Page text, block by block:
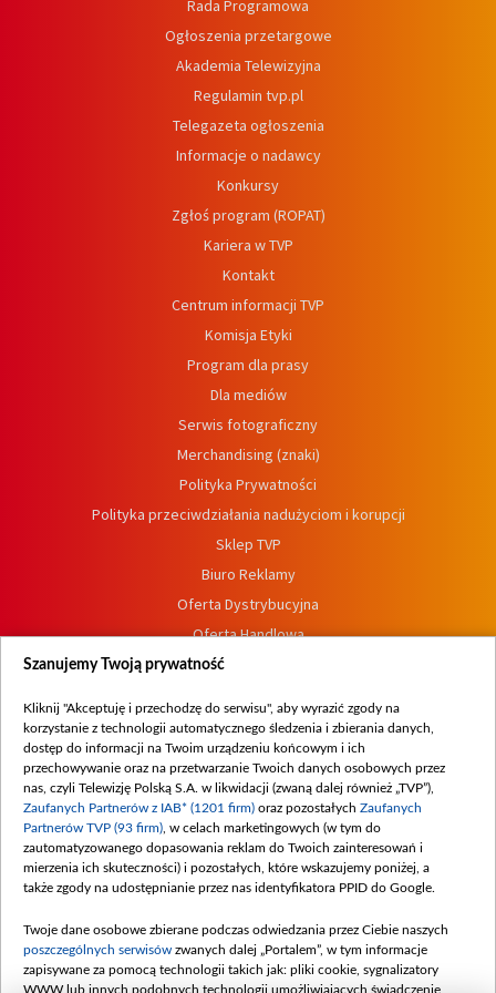
Rada Programowa
Ogłoszenia przetargowe
Akademia Telewizyjna
Regulamin tvp.pl
Telegazeta ogłoszenia
Informacje o nadawcy
Konkursy
Zgłoś program (ROPAT)
Kariera w TVP
Kontakt
Centrum informacji TVP
Komisja Etyki
Program dla prasy
Dla mediów
Serwis fotograficzny
Merchandising (znaki)
Polityka Prywatności
Polityka przeciwdziałania nadużyciom i korupcji
Sklep TVP
Biuro Reklamy
Oferta Dystrybucyjna
Oferta Handlowa
Dostępność
Procedura zgłoszeń wewnętrznych
Szanujemy Twoją prywatność
Kliknij "Akceptuję i przechodzę do serwisu", aby wyrazić zgody na
korzystanie z technologii automatycznego śledzenia i zbierania danych,
dostęp do informacji na Twoim urządzeniu końcowym i ich
przechowywanie oraz na przetwarzanie Twoich danych osobowych przez
nas, czyli Telewizję Polską S.A. w likwidacji (zwaną dalej również „TVP”),
Zaufanych Partnerów z IAB* (1201 firm) oraz pozostałych Zaufanych
Partnerów TVP (93 firm) , w celach marketingowych (w tym do
zautomatyzowanego dopasowania reklam do Twoich zainteresowań i
mierzenia ich skuteczności) i pozostałych, które wskazujemy poniżej, a
także zgody na udostępnianie przez nas identyfikatora PPID do Google.
Twoje dane osobowe zbierane podczas odwiedzania przez Ciebie naszych
poszczególnych serwisów zwanych dalej „Portalem”, w tym informacje
zapisywane za pomocą technologii takich jak: pliki cookie, sygnalizatory
WWW lub innych podobnych technologii umożliwiających świadczenie